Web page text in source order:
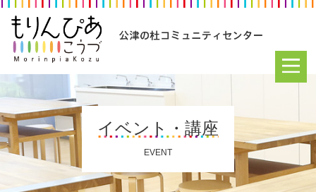
イベント・講座
EVENT